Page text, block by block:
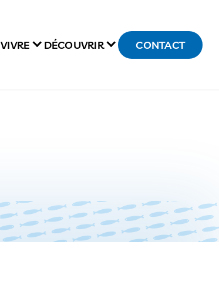
VIVRE DÉCOUVRIR CONTACT